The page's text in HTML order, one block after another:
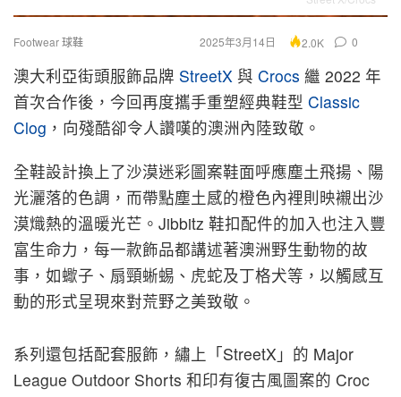
Footwear 球鞋 2025年3月14日 2.0K 0
澳大利亞街頭服飾品牌 StreetX 與 Crocs 繼 2022 年
首次合作後，今回再度攜手重塑經典鞋型 Classic
Clog ，向殘酷卻令人讚嘆的澳洲內陸致敬。
全鞋設計換上了沙漠迷彩圖案鞋面呼應塵土飛揚、陽
光灑落的色調，而帶點塵土感的橙色內裡則映襯出沙
漠熾熱的溫暖光芒。Jibbitz 鞋扣配件的加入也注入豐
富生命力，每一款飾品都講述著澳洲野生動物的故
事，如蠍子、扇頸蜥蜴、虎蛇及丁格犬等，以觸感互
動的形式呈現來對荒野之美致敬。
系列還包括配套服飾，繡上「StreetX」的 Major
League Outdoor Shorts 和印有復古風圖案的 Croc